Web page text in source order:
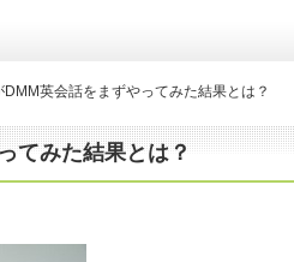
英会話をまずやってみた結果とは？
てみた結果とは？